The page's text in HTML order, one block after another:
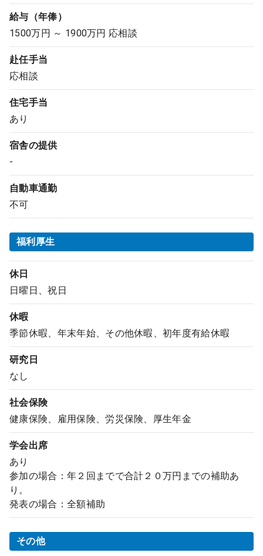
給与（年俸）
1500万円 ～ 1900万円 応相談
赴任手当
応相談
住宅手当
あり
宿舎の提供
-
自動車通勤
不可
福利厚生
休日
日曜日、祝日
休暇
季節休暇、年末年始、その他休暇、初年度有給休暇
研究日
なし
社会保険
健康保険、雇用保険、労災保険、厚生年金
学会出席
あり
参加の場合：年２回までで合計２０万円までの補助あ
り。
発表の場合：全額補助
その他